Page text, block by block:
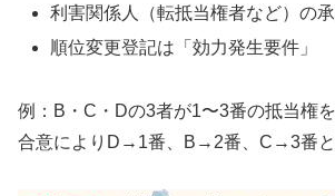
利害関係人（転抵当権者など）の
順位変更登記は「効力発生要件」
例：B・C・Dの3者が1〜3番の抵当権
合意によりD→1番、B→2番、C→3番